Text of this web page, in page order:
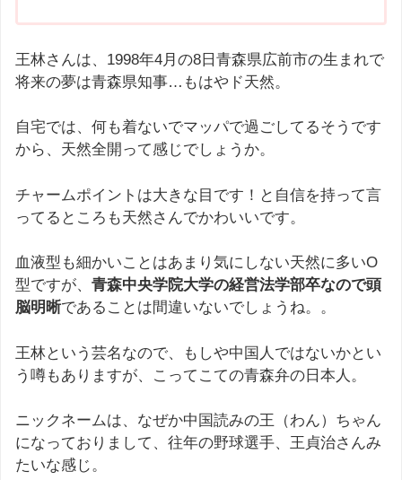
王林さんは、1998年4月の8日青森県広前市の生まれで
将来の夢は青森県知事…もはやド天然。
自宅では、何も着ないでマッパで過ごしてるそうです
から、天然全開って感じでしょうか。
チャームポイントは大きな目です！と自信を持って言
ってるところも天然さんでかわいいです。
血液型も細かいことはあまり気にしない天然に多いO
型ですが、 青森中央学院大学の経営法学部卒なので頭
脳明晰であることは間違いないでしょうね。。
王林という芸名なので、もしや中国人ではないかとい
う噂もありますが、こってこての青森弁の日本人。
ニックネームは、なぜか中国読みの王（わん）ちゃん
になっておりまして、往年の野球選手、王貞治さんみ
たいな感じ。